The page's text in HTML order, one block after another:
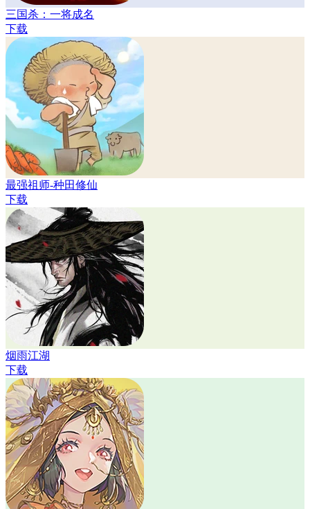
三国杀：一将成名
下载
最强祖师-种田修仙
下载
烟雨江湖
下载